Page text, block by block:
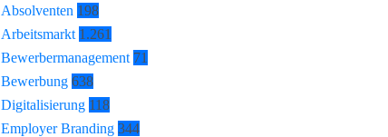
Absolventen 198
Arbeitsmarkt 1.261
Bewerbermanagement 71
Bewerbung 638
Digitalisierung 118
Employer Branding 344